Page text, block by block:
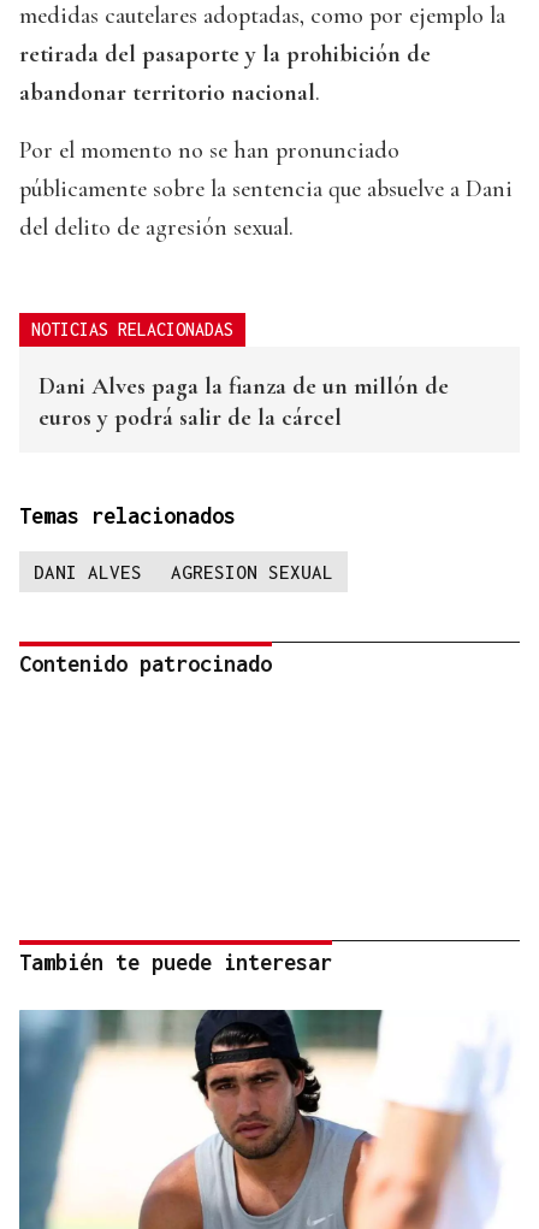
medidas cautelares adoptadas, como por ejemplo la
retirada del pasaporte y la prohibición de
abandonar territorio nacional.
Por el momento no se han pronunciado
públicamente sobre la sentencia que absuelve a Dani
del delito de agresión sexual.
NOTICIAS RELACIONADAS
Dani Alves paga la fianza de un millón de
euros y podrá salir de la cárcel
Temas relacionados
DANI ALVES AGRESION SEXUAL
Contenido patrocinado
También te puede interesar